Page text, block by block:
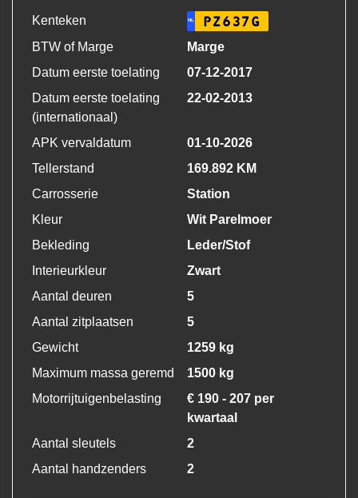
Kenteken NL PZ637G
BTW of Marge
Marge
Datum eerste toelating
07-12-2017
Datum eerste toelating
(internationaal)
22-02-2013
APK vervaldatum
01-10-2026
Tellerstand
169.892 KM
Carrosserie
Station
Kleur
Wit Parelmoer
Bekleding
Leder/Stof
Interieurkleur
Zwart
Aantal deuren
5
Aantal zitplaatsen
5
Gewicht
1259 kg
Maximum massa geremd
1500 kg
Motorrijtuigenbelasting
€ 190 - 207 per
kwartaal
Aantal sleutels
2
Aantal handzenders
2